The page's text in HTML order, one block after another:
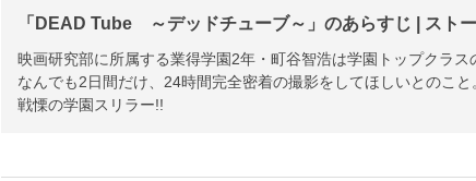
「DEAD Tube ～デッドチューブ～」のあらすじ | スト
映画研究部に所属する業得学園2年・町谷智浩は学園トップクラ
なんでも2日間だけ、24時間完全密着の撮影をしてほしいとのこ
戦慄の学園スリラー!!